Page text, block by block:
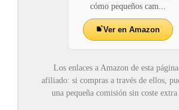
cómo pequeños cam...
Ver en Amazon
Los enlaces a Amazon de esta
afiliado: si compras a través de ellos,
una pequeña comisión sin coste